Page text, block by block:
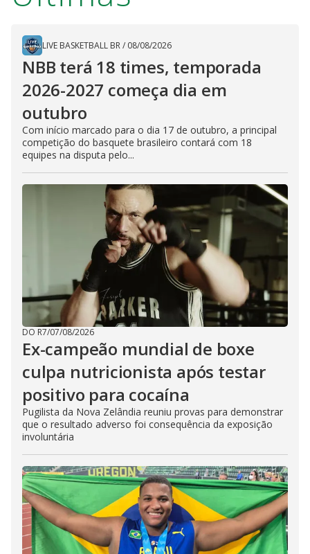
LIVE BASKETBALL BR/ 08/08/2026
NBB terá 18 times, temporada
2026-2027 começa dia em
outubro
Com início marcado para o dia 17 de outubro, a principal
competição do basquete brasileiro contará com 18
equipes na disputa pelo...
DO R7/07/08/2026
Ex-campeão mundial de boxe
culpa nutricionista após testar
positivo para cocaína
Pugilista da Nova Zelândia reuniu provas para demonstrar
que o resultado adverso foi consequência da exposição
involuntária